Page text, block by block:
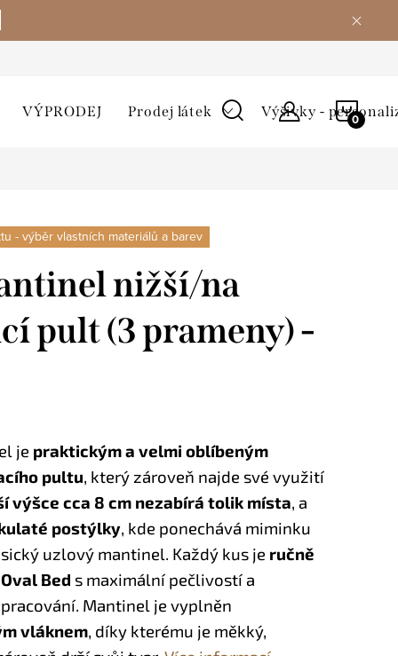
VÝPRODEJ Prodej látek Výšivky -
- výběr vlastních materiálů a barev
nižší/na
pult (3 prameny) -
je praktickým a velmi oblíbeným
pultu, který zároveň najde své využití
výšce cca 8 cm nezabírá tolik místa, a
postýlky, kde ponechává miminku
uzlový mantinel. Každý kus je ručně
Bed s maximální pečlivostí a
Mantinel je vyplněn
vláknem, díky kterému je měkký,